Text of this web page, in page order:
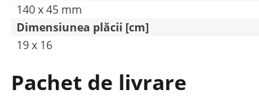
140 x 45 mm
Dimensiunea plăcii [cm]
19 x 16
Pachet de livrare